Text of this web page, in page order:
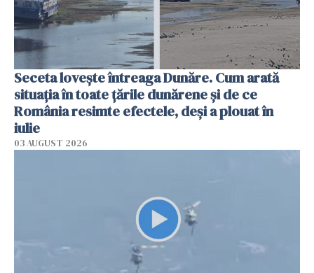
Seceta lovește întreaga Dunăre. Cum arată
situația în toate țările dunărene și de ce
România resimte efectele, deși a plouat în
iulie
03 AUGUST 2026